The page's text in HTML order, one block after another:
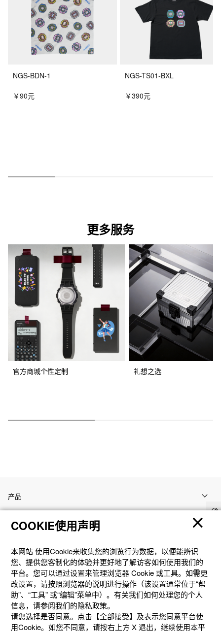
NGS-BDN-1
￥90元
NGS-TS01-BXL
￥390元
更多服务
官方商城个性定制 礼想之选
产品
客户支持
资讯
社交媒体
COOKIE使用声明
本网站 使⽤Cookie来收集您的浏览⾏为数据，以便能辨识
您、提供您客制化的体验并更好地了解访客如何使⽤我们的
平台。您可以通过设置来管理浏览器 Cookie 或⼯具。如需更
改设置，请按照浏览器的说明进⾏操作（该设置通常位于“帮
助”、“⼯具” 或“编辑”菜单中）。有关我们如何处理您的个⼈
信息，请参阅我们的隐私政策。
请您选择是否同意。点击【全部接受】及表示您同意平台使
用Cookie。如您不同意，请按右上⽅ X 退出，继续使⽤本平